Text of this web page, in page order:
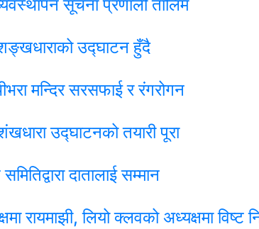
सूचना प्रणाली तालिम
शङ्खधाराको उद्घाटन हुँदै
मन्दिर सरसफाई र रंगरोगन
उद्घाटनको तयारी पूरा
दातालाई सम्मान
रायमाझी, लियो क्लवको अध्यक्षमा विष्ट